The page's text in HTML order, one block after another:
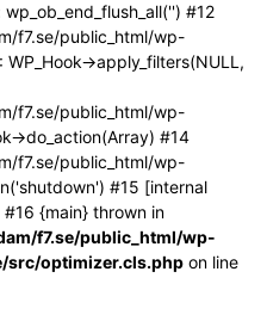
#12
f7.se/public_html/wp-
>apply_filters(NULL,
f7.se/public_html/wp-
>do_action(Array) #14
f7.se/public_html/wp-
#15 [internal
{main} thrown in
f7.se/public_html/wp-
src/optimizer.cls.php on line